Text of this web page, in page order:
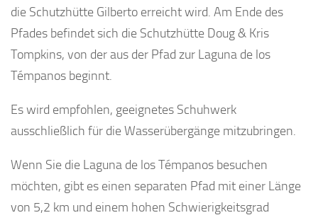
die Schutzhütte Gilberto erreicht wird. Am Ende des
Pfades befindet sich die Schutzhütte Doug & Kris
Tompkins, von der aus der Pfad zur Laguna de los
Témpanos beginnt.
Es wird empfohlen, geeignetes Schuhwerk
ausschließlich für die Wasserübergänge mitzubringen.
Wenn Sie die Laguna de los Témpanos besuchen
möchten, gibt es einen separaten Pfad mit einer Länge
von 5,2 km und einem hohen Schwierigkeitsgrad